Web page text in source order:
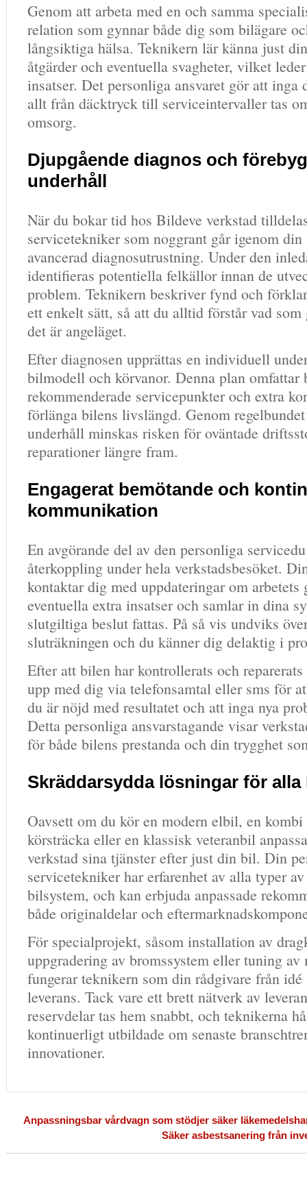
Genom att arbeta med en och samma
relation som gynnar både dig som bilägare
långsiktiga hälsa. Teknikern lär känna just
åtgärder och eventuella svagheter, vilket
insatser. Det personliga ansvaret gör att inga
allt från däcktryck till serviceintervaller tas
omsorg.
Djupgående diagnos och
underhåll
När du bokar tid hos Bildeve verkstad
servicetekniker som noggrant går igenom
avancerad diagnosutrustning. Under den
identifieras potentiella felkällor innan de
problem. Teknikern beskriver fynd och
ett enkelt sätt, så att du alltid förstår vad
det är angeläget.
Efter diagnosen upprättas en individuell
bilmodell och körvanor. Denna plan omfattar
rekommenderade servicepunkter och extra
förlänga bilens livslängd. Genom
underhåll minskas risken för oväntade
reparationer längre fram.
Engagerat bemötande och
kommunikation
En avgörande del av den personliga
återkoppling under hela verkstadsbesöket.
kontaktar dig med uppdateringar om arbetets
eventuella extra insatser och samlar in dina
slutgiltiga beslut fattas. På så vis undviks
sluträkningen och du känner dig delaktig i
Efter att bilen har kontrollerats och
upp med dig via telefonsamtal eller sms för
du är nöjd med resultatet och att inga nya
Detta personliga ansvarstagande visar
för både bilens prestanda och din trygghet
Skräddarsydda lösningar för
Oavsett om du kör en modern elbil, en kombi
körsträcka eller en klassisk veteranbil
verkstad sina tjänster efter just din bil. Din
servicetekniker har erfarenhet av alla typer
bilsystem, och kan erbjuda anpassade
både originaldelar och
För specialprojekt, såsom installation av
uppgradering av bromssystem eller tuning
fungerar teknikern som din rådgivare från
leverans. Tack vare ett brett nätverk av
reservdelar tas hem snabbt, och teknikerna
kontinuerligt utbildade om senaste
innovationer.
Anpassningsbar vårdvagn som stödjer säker
Säker asbestsanering från